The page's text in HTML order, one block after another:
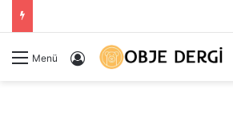
Menü Kayıt Ol